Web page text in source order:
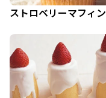
ストロベリーマフィン